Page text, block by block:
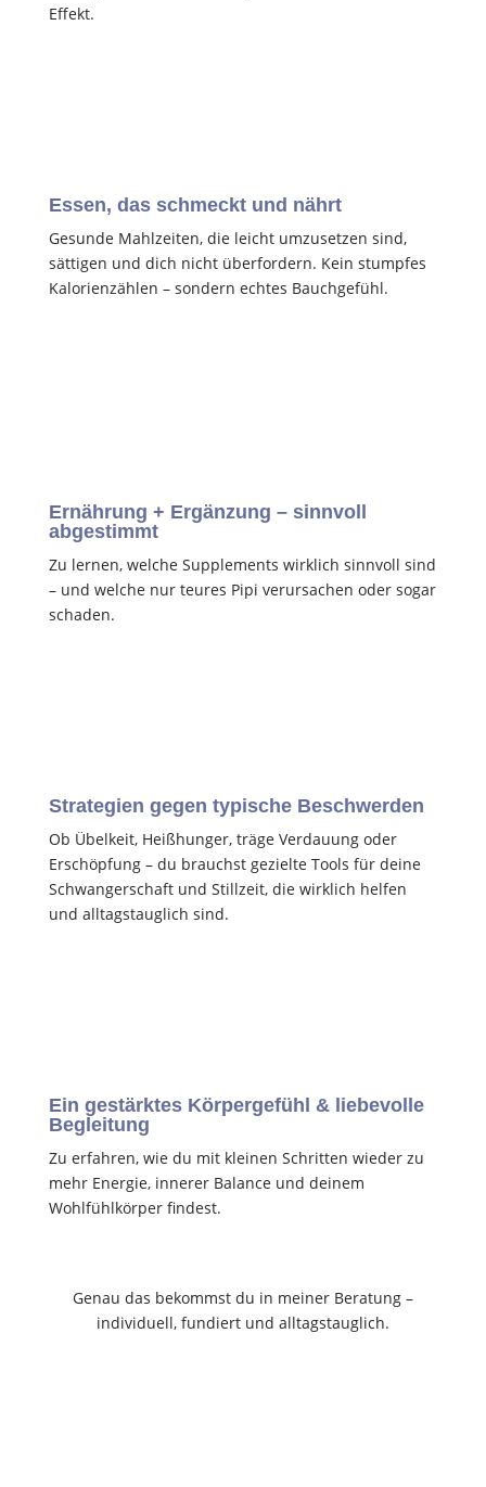
Effekt.
Essen, das schmeckt und nährt
Gesunde Mahlzeiten, die leicht umzusetzen sind,
sättigen und dich nicht überfordern. Kein stumpfes
Kalorienzählen – sondern echtes Bauchgefühl.
Ernährung + Ergänzung – sinnvoll
abgestimmt
Zu lernen, welche Supplements wirklich sinnvoll sind
– und welche nur teures Pipi verursachen oder sogar
schaden.
Strategien gegen typische Beschwerden
Ob Übelkeit, Heißhunger, träge Verdauung oder
Erschöpfung – du brauchst gezielte Tools für deine
Schwangerschaft und Stillzeit, die wirklich helfen
und alltagstauglich sind.
Ein gestärktes Körpergefühl & liebevolle
Begleitung
Zu erfahren, wie du mit kleinen Schritten wieder zu
mehr Energie, innerer Balance und deinem
Wohlfühlkörper findest.
Genau das bekommst du in meiner Beratung –
individuell, fundiert und alltagstauglich.